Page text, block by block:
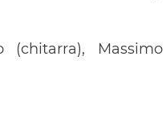
(chitarra), Massimo